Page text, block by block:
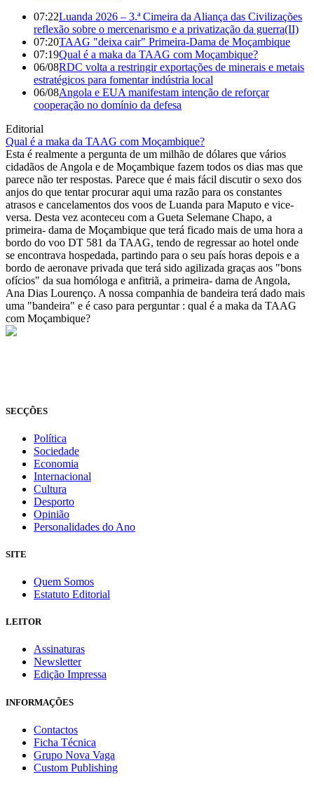
07:22Luanda 2026 – 3.ª Cimeira da Aliança das Civilizações
reflexão sobre o mercenarismo e a privatização da guerra(II)
07:20TAAG "deixa cair" Primeira-Dama de Moçambique
07:19Qual é a maka da TAAG com Moçambique?
06/08RDC volta a restringir exportações de minerais e metais
estratégicos para fomentar indústria local
06/08Angola e EUA manifestam intenção de reforçar
cooperação no domínio da defesa
Editorial
Qual é a maka da TAAG com Moçambique?
Esta é realmente a pergunta de um milhão de dólares que vários
cidadãos de Angola e de Moçambique fazem todos os dias mas que
parece não ter respostas. Parece que é mais fácil discutir o sexo dos
anjos do que tentar procurar aqui uma razão para os constantes
atrasos e cancelamentos dos voos de Luanda para Maputo e vice-
versa. Desta vez aconteceu com a Gueta Selemane Chapo, a
primeira- dama de Moçambique que terá ficado mais de uma hora a
bordo do voo DT 581 da TAAG, tendo de regressar ao hotel onde
se encontrava hospedada, partindo para o seu país horas depois e a
bordo de aeronave privada que terá sido agilizada graças aos "bons
ofícios" da sua homóloga e anfitriã, a primeira- dama de Angola,
Ana Dias Lourenço. A nossa companhia de bandeira terá dado mais
uma "bandeira" e é caso para perguntar : qual é a maka da TAAG
com Moçambique?
SECÇÕES
Política
Sociedade
Economia
Internacional
Cultura
Desporto
Opinião
Personalidades do Ano
SITE
Quem Somos
Estatuto Editorial
LEITOR
Assinaturas
Newsletter
Edição Impressa
INFORMAÇÕES
Contactos
Ficha Técnica
Grupo Nova Vaga
Custom Publishing